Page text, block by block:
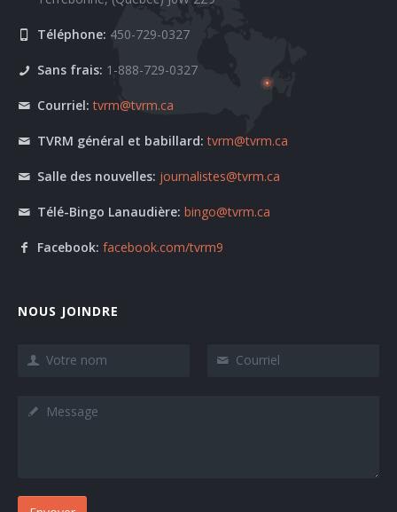
Téléphone: 450-729-0327
Sans frais: 1-888-729-0327
Courriel: tvrm@tvrm.ca
TVRM général et babillard: tvrm@tvrm.ca
Salle des nouvelles: journalistes@tvrm.ca
Télé-Bingo Lanaudière: bingo@tvrm.ca
Facebook: facebook.com/tvrm9
NOUS JOINDRE